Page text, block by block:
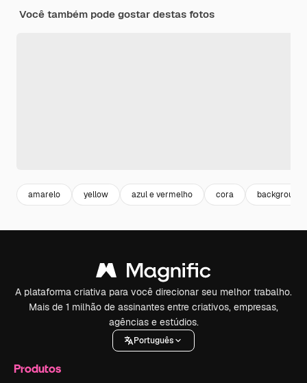
Você também pode gostar destas fotos
amarelo yellow azul e vermelho cora background
A plataforma criativa para você direcionar seu melhor trabalho.
Mais de 1 milhão de assinantes entre criativos, empresas,
agências e estúdios.
Português
Produtos